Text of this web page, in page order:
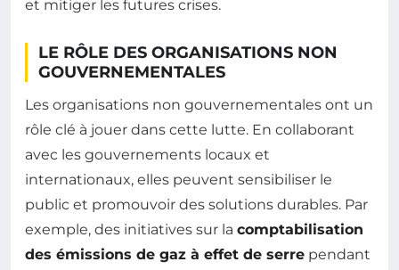
et mitiger les futures crises.
LE RÔLE DES ORGANISATIONS NON
GOUVERNEMENTALES
Les organisations non gouvernementales ont un
rôle clé à jouer dans cette lutte. En collaborant
avec les gouvernements locaux et
internationaux, elles peuvent sensibiliser le
public et promouvoir des solutions durables. Par
exemple, des initiatives sur la comptabilisation
des émissions de gaz à effet de serre pendant